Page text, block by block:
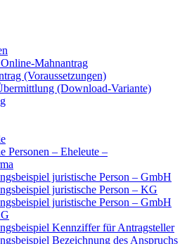
Mahnantrag
(Voraussetzungen)
(Download-Variante)
Personen – Eheleute –
juristische Person – GmbH
juristische Person – KG
juristische Person – GmbH
Kennziffer für Antragsteller
Bezeichnung des Anspruchs